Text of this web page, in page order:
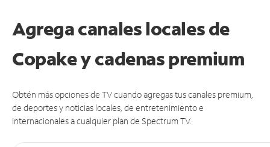
Agrega canales locales de
Copake y cadenas premium
Obtén más opciones de TV cuando agregas tus canales premium,
de deportes y noticias locales, de entretenimiento e
internacionales a cualquier plan de Spectrum TV.